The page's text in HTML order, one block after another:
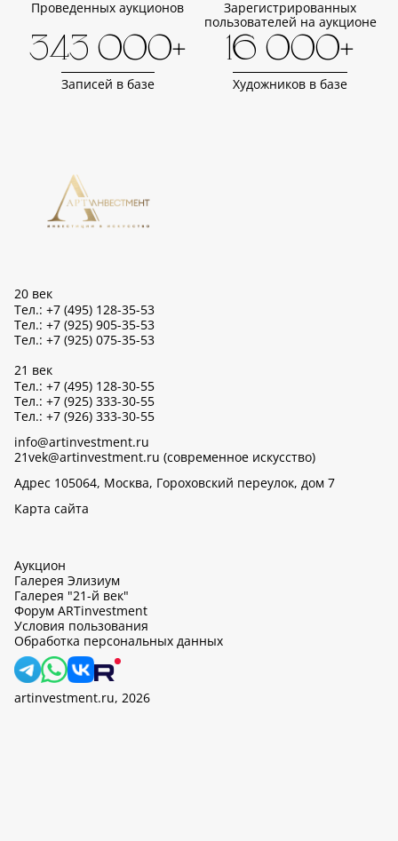
Проведенных аукционов
Зарегистрированных
пользователей на аукционе
343 000+
Записей в базе
16 000+
Художников в базе
20 век
Тел.: +7 (495) 128-35-53
Тел.: +7 (925) 905-35-53
Тел.: +7 (925) 075-35-53
21 век
Тел.: +7 (495) 128-30-55
Тел.: +7 (925) 333-30-55
Тел.: +7 (926) 333-30-55
info@artinvestment.ru
21vek@artinvestment.ru (современное искусство)
Адрес 105064, Москва, Гороховский переулок, дом 7
Карта сайта
Аукцион
Галерея Элизиум
Галерея "21-й век"
Форум ARTinvestment
Условия пользования
Обработка персональных данных
artinvestment.ru, 2026